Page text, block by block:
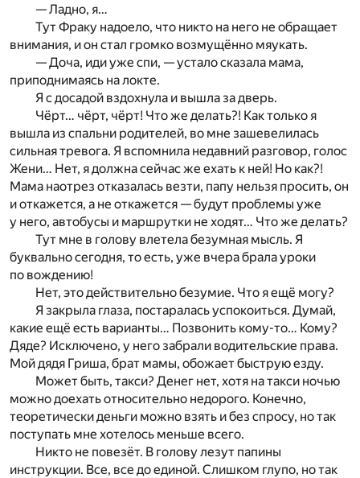
— Ладно, я…
Тут Фраку надоело, что никто на него не обращает
внимания, и он стал громко возмущённо мяукать.
— Доча, иди уже спи, — устало сказала мама,
приподнимаясь на локте.
Я с досадой вздохнула и вышла за дверь.
Чёрт… чёрт, чёрт! Что же делать?! Как только я
вышла из спальни родителей, во мне зашевелилась
сильная тревога. Я вспомнила недавний разговор, голос
Жени… Нет, я должна сейчас же ехать к ней! Но как?!
Мама наотрез отказалась везти, папу нельзя просить, он
и откажется, а не откажется — будут проблемы уже
у него, автобусы и маршрутки не ходят… Что же делать?
Тут мне в голову влетела безумная мысль. Я
буквально сегодня, то есть, уже вчера брала уроки
по вождению!
Нет, это действительно безумие. Что я ещё могу?
Я закрыла глаза, постаралась успокоиться. Думай,
какие ещё есть варианты… Позвонить кому-то… Кому?
Дяде? Исключено, у него забрали водительские права.
Мой дядя Гриша, брат мамы, обожает быструю езду.
Может быть, такси? Денег нет, хотя на такси ночью
можно доехать относительно недорого. Конечно,
теоретически деньги можно взять и без спросу, но так
поступать мне хотелось меньше всего.
Никто не повезёт. В голову лезут папины
инструкции. Все, все до единой. Слишком глупо, но так